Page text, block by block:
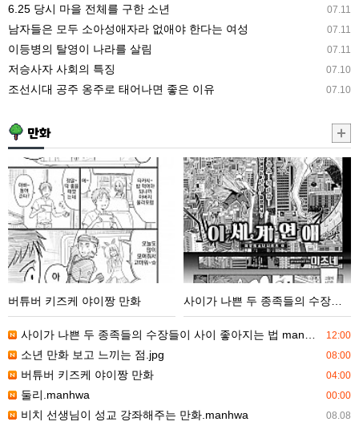
07.11
6.25 당시 마을 전체를 구한 소년
07.11
남자들은 모두 소아성애자라 없애야 한다는 여성
07.11
이등병의 탈영이 나라를 살림
07.10
저승사자 사회의 특징
07.10
조선시대 공주 옹주로 태어나면 좋은 이유
만화
버
튜
버
키
즈
케
야
이
버튜버 키즈케 야이짱 만화
사
이
가
나
쁜
두
종
족
들
들
사이가 나쁜 두 종족들의 수장들이 사이 좋아지는 법 manhwa
12:00
사이가 나쁜 두 종족들의 수장들이 사이 좋아지는 법 manhwa
08:00
소년 만화 보고 느끼는 점.jpg
04:00
버튜버 키즈케 야이짱 만화
00:00
둘리.manhwa
08.08
비치 선생님이 성교 강좌해주는 만화.manhwa